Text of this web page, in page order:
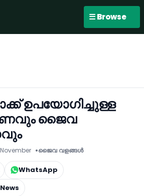
☰ Browse
ഉപയോഗിച്ചുള്ള
ജൈവ
ജൈവ വളങ്ങള്‍
WhatsApp